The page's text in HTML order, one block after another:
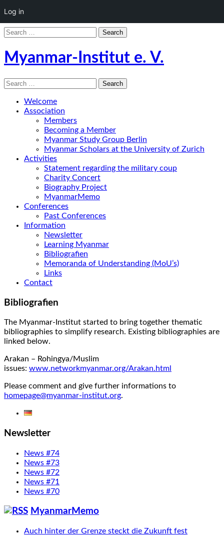
Search
Myanmar-Institut e. V.
Search
Welcome
Association
Members
Becoming a Member
Myanmar Study Group Berlin
Myanmar Scholars at the University of Zurich
Activities
Statement regarding the military coup
Charity Concert
Biography Project
MyanmarMemo
Conferences
Past Conferences
Information
Newsletter
Learning Myanmar
Bibliografien
Memoranda of Understanding (MoU’s)
Links
Contact
Bibliografien
The Myanmar-Institut started to bring together thematic
bibliographies to simplify research. Existing bibliographies are
linked below.
Arakan – Rohingya/Muslim
issues: www.networkmyanmar.org/Arakan.html
Please comment and give further informations to
homepage@myanmar-institut.org.
Newsletter
News #74
News #73
News #72
News #71
News #70
MyanmarMemo
Auch hinter der Grenze steckt die Zukunft fest
Log in